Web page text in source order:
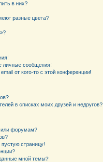
в них?
разные цвета?
личные сообщения!
от кого-то с этой конференции!
в списках моих друзей и недругов?
или форумам?
пустую страницу!
мной темы?